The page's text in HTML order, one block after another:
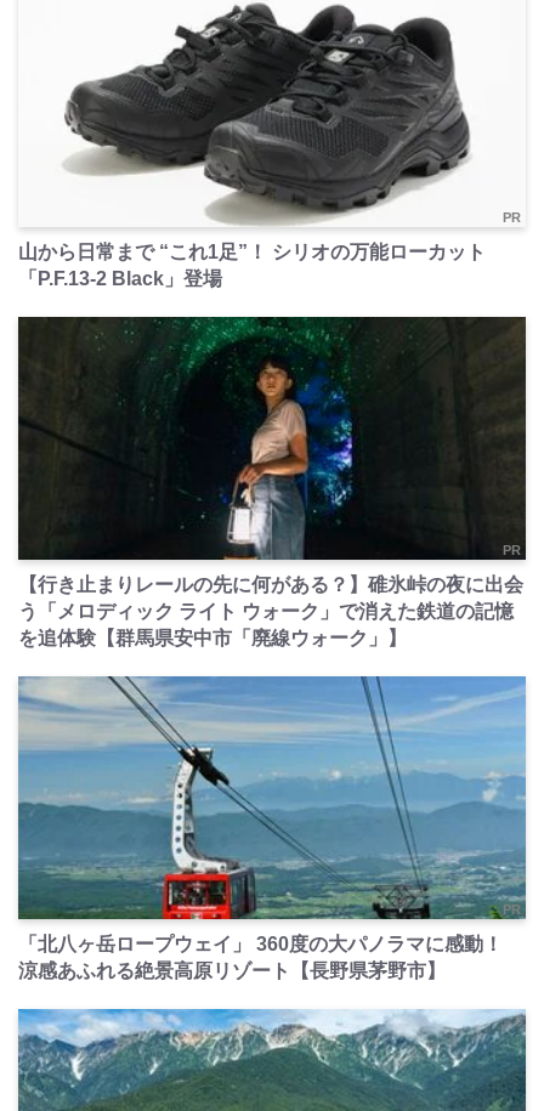
PR
山から日常まで “これ1足”！ シリオの万能ローカット
「P.F.13-2 Black」登場
PR
【行き止まりレールの先に何がある？】碓氷峠の夜に出会
う「メロディック ライト ウォーク」で消えた鉄道の記憶
を追体験【群馬県安中市「廃線ウォーク」】
PR
「北八ヶ岳ロープウェイ」 360度の大パノラマに感動！
涼感あふれる絶景高原リゾート【長野県茅野市】